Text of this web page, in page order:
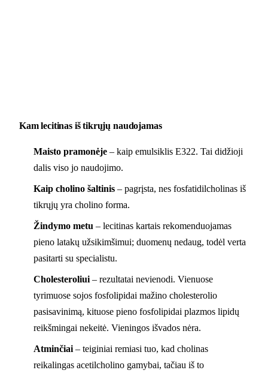
Kam lecitinas iš tikrųjų naudojamas
Maisto pramonėje – kaip emulsiklis E322. Tai didžioji
dalis viso jo naudojimo.
Kaip cholino šaltinis – pagrįsta, nes fosfatidilcholinas iš
tikrųjų yra cholino forma.
Žindymo metu – lecitinas kartais rekomenduojamas
pieno latakų užsikimšimui; duomenų nedaug, todėl verta
pasitarti su specialistu.
Cholesteroliui – rezultatai nevienodi. Vienuose
tyrimuose sojos fosfolipidai mažino cholesterolio
pasisavinimą, kituose pieno fosfolipidai plazmos lipidų
reikšmingai nekeitė. Vieningos išvados nėra.
Atminčiai – teiginiai remiasi tuo, kad cholinas
reikalingas acetilcholino gamybai, tačiau iš to